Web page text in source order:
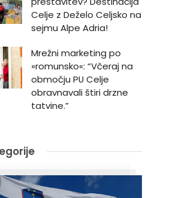
Celje z Deželo Celjsko na
sejmu Alpe Adria!
Mrežni marketing po
»romunsko«: “Včeraj na
območju PU Celje
obravnavali štiri drzne
tatvine.”